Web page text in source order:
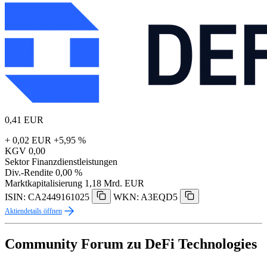
0,41 EUR
+ 0,02 EUR +5,95 %
KGV 0,00
Sektor Finanzdienstleistungen
Div.-Rendite 0,00 %
Marktkapitalisierung 1,18 Mrd. EUR
ISIN: CA2449161025
WKN: A3EQD5
Aktiendetails öffnen
Community Forum zu DeFi Technologies